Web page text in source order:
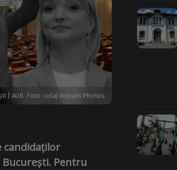
| AUR. Foto: colaj Inquam Photos
candidaților
Pentru